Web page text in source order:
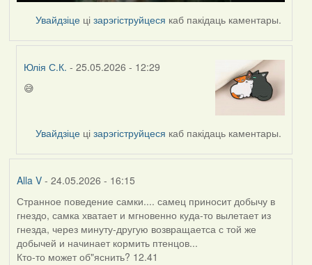
Увайдзіце цізарэгіструйцеся каб пакідаць каментары.
Юлія С.К. - 25.05.2026 - 12:29
In
nasta
😅
Увайдзіце цізарэгіструйцеся каб пакідаць каментары.
Alla V- 24.05.2026 - 16:15
Странное поведение самки.... самец приносит добычу в
гнездо, самка хватает и мгновенно куда-то вылетает из
гнезда, через минуту-другую возвращаетса с той же
добычей и начинает кормить птенцов...
Кто-то может об"яснить? 12.41